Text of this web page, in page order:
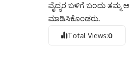
ವೈದ್ಯರ ಬಳಿಗೆ ಬಂದು ತಮ್ಮ
ಮಾಡಿಸಿಕೊಂಡರು.
Total Views:0